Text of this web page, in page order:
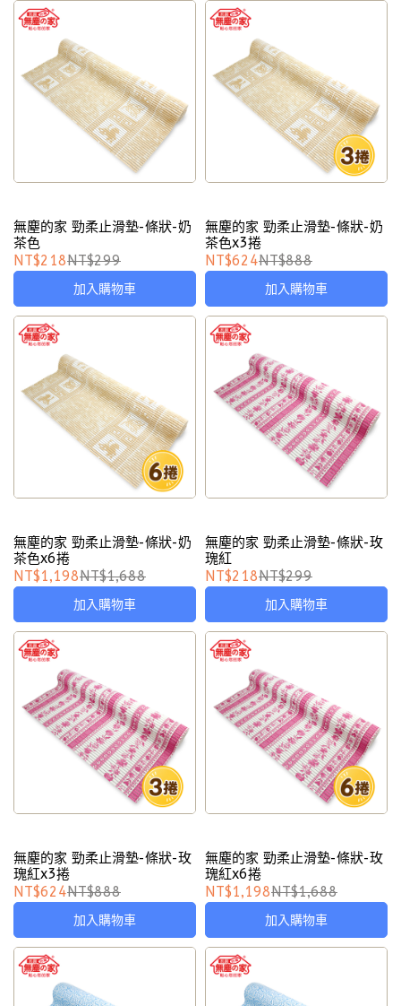
無塵的家 勁柔止滑墊-條狀-奶
茶色
NT$218NT$299
加入購物車
無塵的家 勁柔止滑墊-條狀-奶
茶色x3捲
NT$624NT$888
加入購物車
無塵的家 勁柔止滑墊-條狀-奶
茶色x6捲
NT$1,198NT$1,688
加入購物車
無塵的家 勁柔止滑墊-條狀-玫
瑰紅
NT$218NT$299
加入購物車
無塵的家 勁柔止滑墊-條狀-玫
瑰紅x3捲
NT$624NT$888
加入購物車
無塵的家 勁柔止滑墊-條狀-玫
瑰紅x6捲
NT$1,198NT$1,688
加入購物車